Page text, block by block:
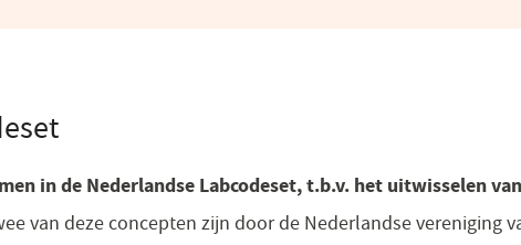
in de Nederlandse Labcodeset, t.b.v. het uitwisselen van
van deze concepten zijn door de Nederlandse vereniging